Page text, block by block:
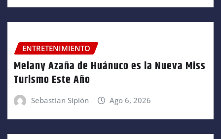
ENTRETENIMIENTO
Melany Azaña de Huánuco es la Nueva Miss
Turismo Este Año
Sebastian Sipión Ago 6, 2026